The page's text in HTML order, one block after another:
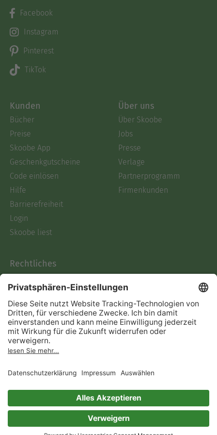
Facebook
Instagram
Pinterest
TikTok
Kunden
Bücher
Preise
Skoobe App
Geschenkgutscheine
Code einlösen
Hilfe
Barrierefreiheit
Login
Skoobe liest
Über uns
Über Skoobe
Jobs
Presse
Verlage
Partnerprogramm
Firmenkunden
Rechtliches
AGB
Informationen nach Data
Act
Verträge hier kündigen
Impressum
Immer ein gutes Buch